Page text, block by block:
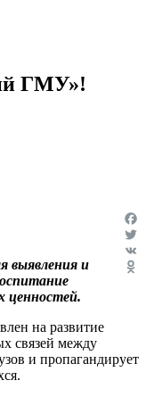
ГМУ»!
VK
выявления и
ценностей.
на развитие
связей между
и пропагандирует